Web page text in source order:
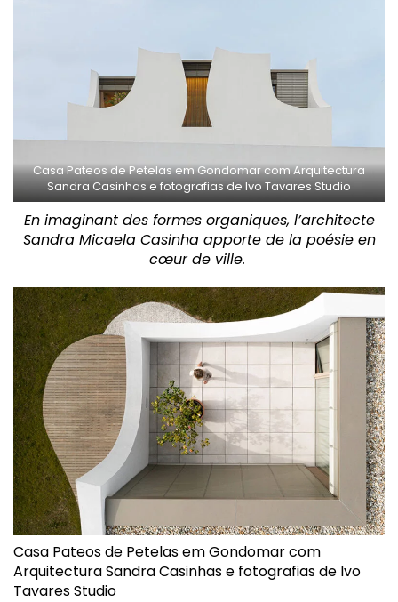
Casa Pateos de Petelas em Gondomar com Arquitectura
Sandra Casinhas e fotografias de Ivo Tavares Studio
En imaginant des formes organiques, l’architecte
Sandra Micaela Casinha apporte de la poésie en
cœur de ville.
Casa Pateos de Petelas em Gondomar com
Arquitectura Sandra Casinhas e fotografias de Ivo
Tavares Studio